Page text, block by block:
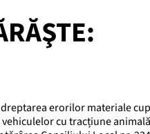
erorilor materiale
cu tracțiune